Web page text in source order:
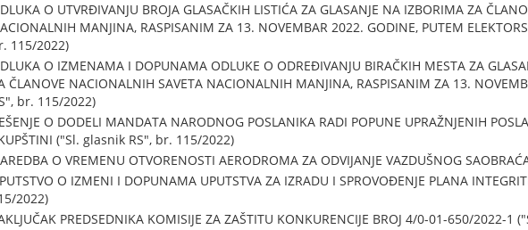
O UTVRĐIVANJU BROJA GLASAČKIH LISTIĆA ZA GLASANJE NA IZBORIMA ZA
MANJINA, RASPISANIM ZA 13. NOVEMBAR 2022. GODINE, PUTEM
115/2022)
O IZMENAMA I DOPUNAMA ODLUKE O ODREĐIVANJU BIRAČKIH MESTA ZA
ČLANOVE NACIONALNIH SAVETA NACIONALNIH MANJINA, RASPISANIM ZA 13.
br. 115/2022)
O DODELI MANDATA NARODNOG POSLANIKA RADI POPUNE UPRAŽNJENIH
("Sl. glasnik RS", br. 115/2022)
O VREMENU OTVORENOSTI AERODROMA ZA ODVIJANJE VAZDUŠNOG
O IZMENI I DOPUNAMA UPUTSTVA ZA IZRADU I SPROVOĐENJE PLANA
2022)
PREDSEDNIKA KOMISIJE ZA ZAŠTITU KONKURENCIJE BROJ 4/0-01-650/2022-